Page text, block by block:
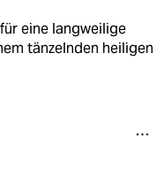
eine langweilige
tänzelnden heiligen